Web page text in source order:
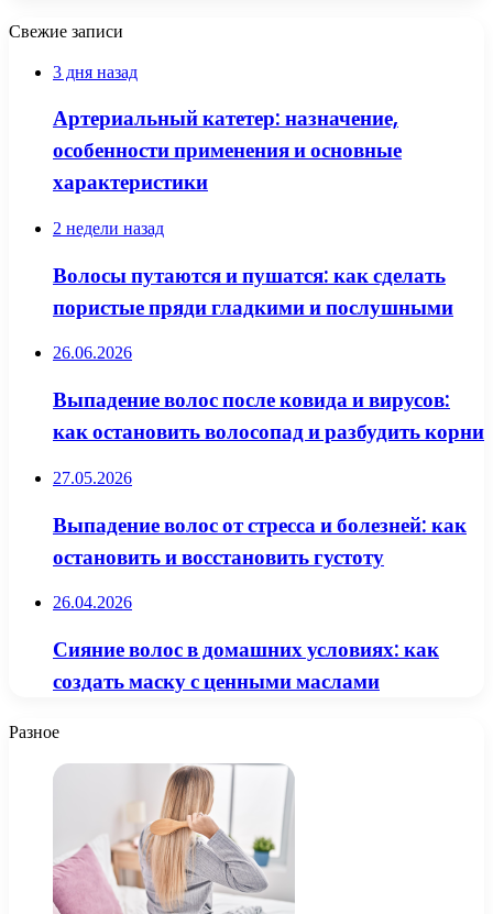
Свежие записи
3 дня назад
Артериальный катетер: назначение,
особенности применения и основные
характеристики
2 недели назад
Волосы путаются и пушатся: как сделать
пористые пряди гладкими и послушными
26.06.2026
Выпадение волос после ковида и вирусов:
как остановить волосопад и разбудить корни
27.05.2026
Выпадение волос от стресса и болезней: как
остановить и восстановить густоту
26.04.2026
Сияние волос в домашних условиях: как
создать маску с ценными маслами
Разное